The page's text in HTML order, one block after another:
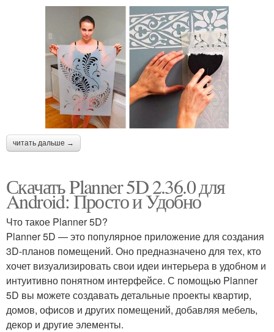
читать дальше →
Скачать Planner 5D 2.36.0 для
Android: Просто и Удобно
Что такое Planner 5D?
Planner 5D — это популярное приложение для создания
3D-планов помещений. Оно предназначено для тех, кто
хочет визуализировать свои идеи интерьера в удобном и
интуитивно понятном интерфейсе. С помощью Planner
5D вы можете создавать детальные проекты квартир,
домов, офисов и других помещений, добавляя мебель,
декор и другие элементы.